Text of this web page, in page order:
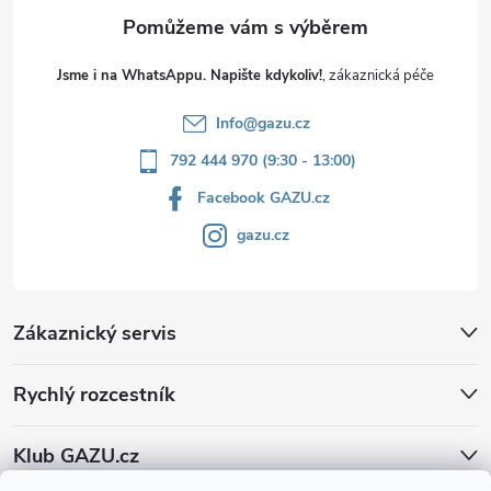
Jsme i na WhatsAppu. Napište kdykoliv!
Info@gazu.cz
792 444 970 (9:30 - 13:00)
Facebook GAZU.cz
gazu.cz
Zákaznický servis
Rychlý rozcestník
Klub GAZU.cz